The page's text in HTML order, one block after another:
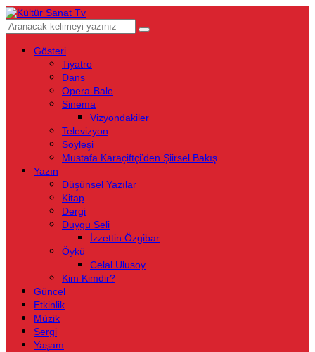
Gösteri
Tiyatro
Dans
Opera-Bale
Sinema
Vizyondakiler
Televizyon
Söyleşi
Mustafa Karaçiftçi’den Şiirsel Bakış
Yazın
Düşünsel Yazılar
Kitap
Dergi
Duygu Seli
İzzettin Özgibar
Öykü
Celal Ulusoy
Kim Kimdir?
Güncel
Etkinlik
Müzik
Sergi
Yaşam